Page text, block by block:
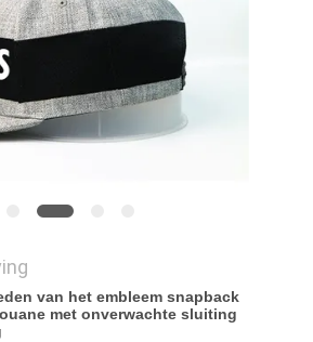
van het embleem snapback
met onverwachte sluiting